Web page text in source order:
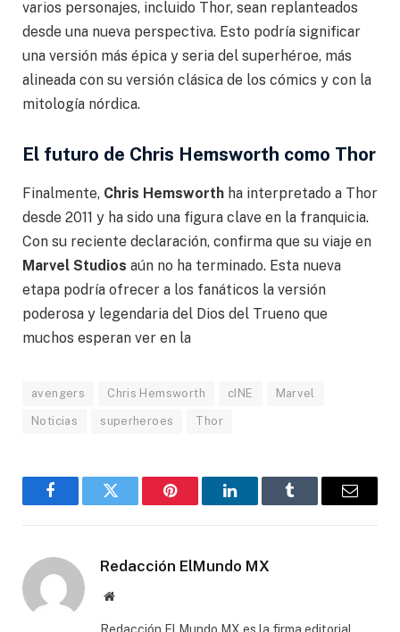
varios personajes, incluido Thor, sean replanteados
desde una nueva perspectiva. Esto podría significar
una versión más épica y seria del superhéroe, más
alineada con su versión clásica de los cómics y con la
mitología nórdica.
El futuro de Chris Hemsworth como Thor
Finalmente, Chris Hemsworth ha interpretado a Thor
desde 2011 y ha sido una figura clave en la franquicia.
Con su reciente declaración, confirma que su viaje en
Marvel Studios aún no ha terminado. Esta nueva
etapa podría ofrecer a los fanáticos la versión
poderosa y legendaria del Dios del Trueno que
muchos esperan ver en la
avengers Chris Hemsworth cINE Marvel
Noticias superheroes Thor
FacebookGorjeo Pinterest LinkedInTumblr
Correo
Redacción ElMundo MX
Sitio